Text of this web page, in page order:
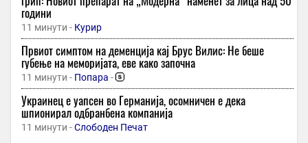
години
11 минути - Курир
Првиот симптом на деменција кај Брус Вилис: Не беше
губење на меморијата, еве како започна
11 минути - Попара -
Украинец е уапсен во Германија, осомничен е дека
шпионирал одбранбена компанија
11 минути -Слободен Печат